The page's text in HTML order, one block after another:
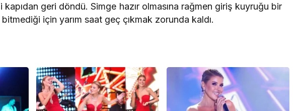
kapıdan geri döndü. Simge hazır olmasına rağmen giriş kuyruğu bir
için yarım saat geç çıkmak zorunda kaldı.